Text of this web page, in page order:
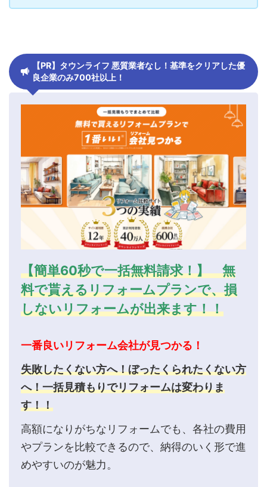
【PR】タウンライフ 悪質業者なし！基準をクリアした優
良企業のみ700社以上！
【簡単60秒で一括無料請求！】 無
料で貰えるリフォームプランで、損
しないリフォームが出来ます！！
一番良いリフォーム会社が見つかる！
失敗したくない方へ！ぼったくられたくない方
へ！一括見積もりでリフォームは変わりま
す！！
高額になりがちなリフォームでも、各社の費用
やプランを比較できるので、納得のいく形で進
めやすいのが魅力。